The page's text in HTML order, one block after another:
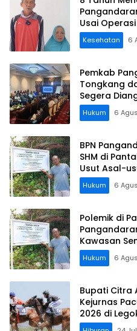
Usai
Kesehatan 6
Pemkab
Tongkang
Segera
Koordinasi
Hukum 6
BPN
SHM di
Usut Asal-
Hukum 6
Polemik di
Kawasan
Hukum 6
Bupati Citra
Kejurnas
2026 di